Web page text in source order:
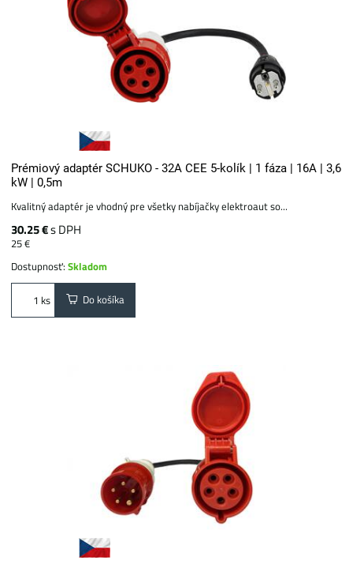
Prémiový adaptér SCHUKO - 32A CEE 5-kolík | 1 fáza | 16A | 3,6
kW | 0,5m
Kvalitný adaptér je vhodný pre všetky nabíjačky elektroaut so...
30.25 €s DPH
25 €
Dostupnosť:Skladom
ks Do košíka